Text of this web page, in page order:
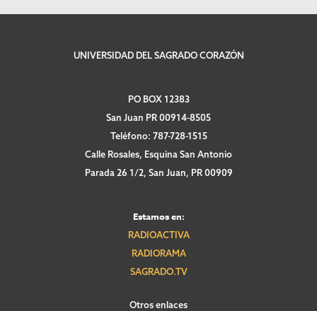
UNIVERSIDAD DEL SAGRADO CORAZÓN
PO BOX 12383
San Juan PR 00914-8505
Teléfono: 787-728-1515
Calle Rosales, Esquina San Antonio
Parada 26 1/2, San Juan, PR 00909
Estamos en:
RADIOACTIVA
RADIORAMA
SAGRADO.TV
Otros enlaces